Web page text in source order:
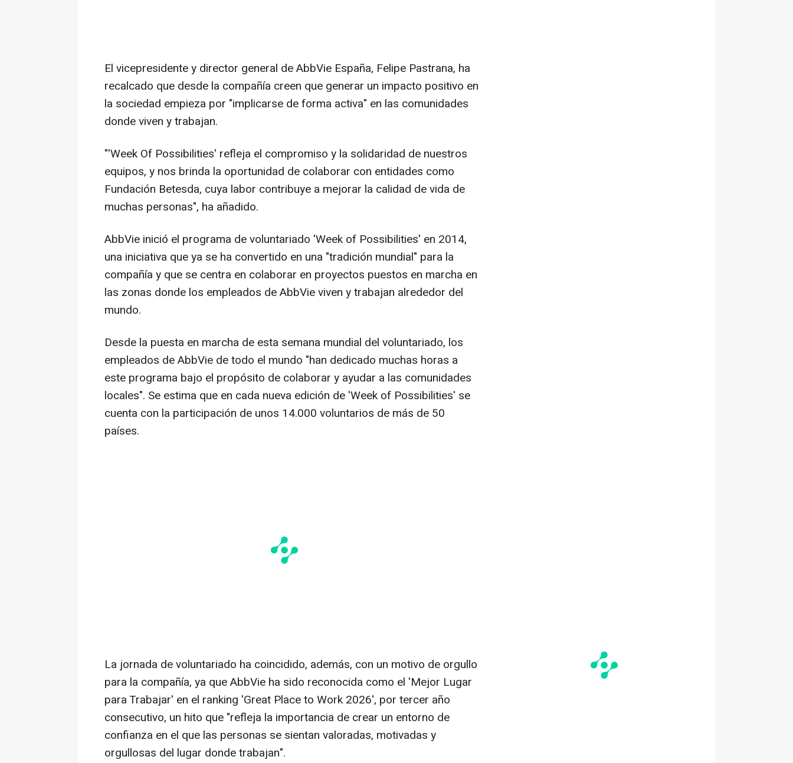
El vicepresidente y director general de AbbVie España, Felipe Pastrana, ha
recalcado que desde la compañía creen que generar un impacto positivo en
la sociedad empieza por "implicarse de forma activa" en las comunidades
donde viven y trabajan.
"'Week Of Possibilities' refleja el compromiso y la solidaridad de nuestros
equipos, y nos brinda la oportunidad de colaborar con entidades como
Fundación Betesda, cuya labor contribuye a mejorar la calidad de vida de
muchas personas", ha añadido.
AbbVie inició el programa de voluntariado 'Week of Possibilities' en 2014,
una iniciativa que ya se ha convertido en una "tradición mundial" para la
compañía y que se centra en colaborar en proyectos puestos en marcha en
las zonas donde los empleados de AbbVie viven y trabajan alrededor del
mundo.
Desde la puesta en marcha de esta semana mundial del voluntariado, los
empleados de AbbVie de todo el mundo "han dedicado muchas horas a
este programa bajo el propósito de colaborar y ayudar a las comunidades
locales". Se estima que en cada nueva edición de 'Week of Possibilities' se
cuenta con la participación de unos 14.000 voluntarios de más de 50
países.
La jornada de voluntariado ha coincidido, además, con un motivo de orgullo
para la compañía, ya que AbbVie ha sido reconocida como el 'Mejor Lugar
para Trabajar' en el ranking 'Great Place to Work 2026', por tercer año
consecutivo, un hito que "refleja la importancia de crear un entorno de
confianza en el que las personas se sientan valoradas, motivadas y
orgullosas del lugar donde trabajan".